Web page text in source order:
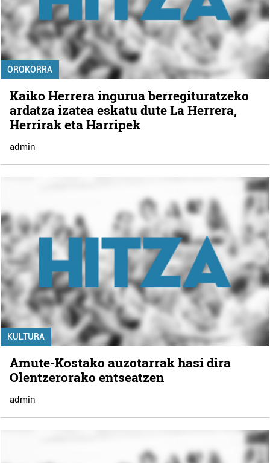
OROKORRA
Kaiko Herrera ingurua berregituratzeko
ardatza izatea eskatu dute La Herrera,
Herrirak eta Harripek
admin
KULTURA
Amute-Kostako auzotarrak hasi dira
Olentzerorako entseatzen
admin